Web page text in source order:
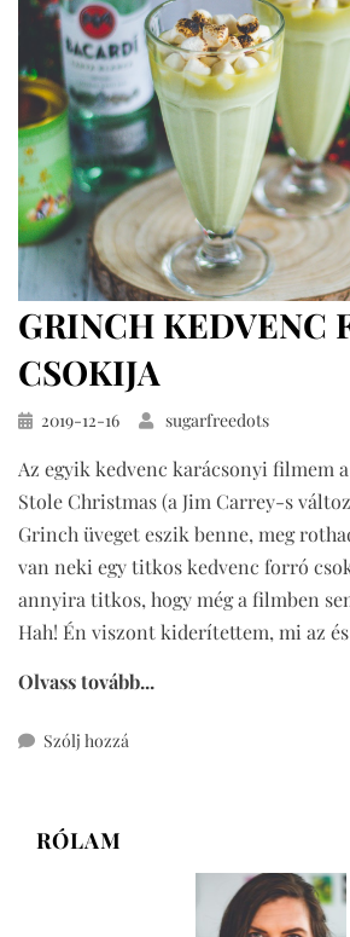
GRINCH KEDVENC
CSOKIJA
Közzétéve
2019-12-16 sugarfreedots
Az egyik kedvenc karácsonyi filmem
Stole Christmas (a Jim Carrey-s
Grinch üveget eszik benne, meg
van neki egy titkos kedvenc forró
annyira titkos, hogy még a filmben
Hah! Én viszont kiderítettem, mi az
Olvass tovább...
Szólj hozzá
RÓLAM